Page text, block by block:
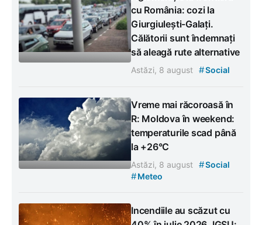
cu România: cozi la
Giurgiulești-Galați.
Călătorii sunt îndemnați
să aleagă rute alternative
Astăzi, 8 august #Social
Vreme mai răcoroasă în
R: Moldova în weekend:
temperaturile scad până
la +26°C
Astăzi, 8 august #Social
#Meteo
Incendiile au scăzut cu